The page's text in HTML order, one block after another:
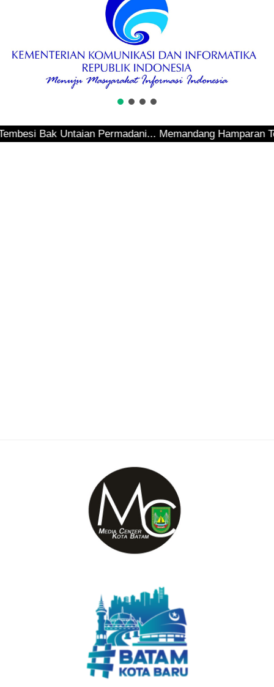
Bak Untaian Permadani... Memandang Hamparan